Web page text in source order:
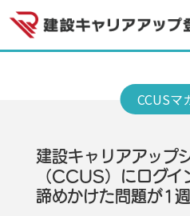
建設キャリアアップ
（CCUS）にログ
諦めかけた問題が1